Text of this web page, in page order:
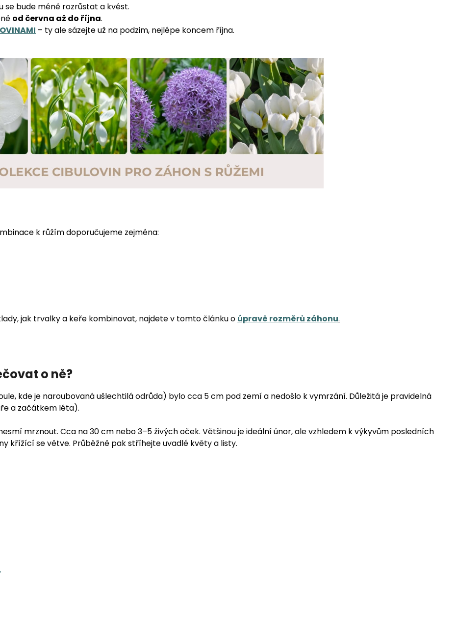
se bude méně rozrůstat a kvést.
od června až do října.
– ty ale sázejte už na podzim, nejlépe koncem října.
k růžím doporučujeme zejména:
jak trvalky a keře kombinovat, najdete v tomto článku o úpravě rozměrů záhonu.
o ně?
kde je naroubovaná ušlechtilá odrůda) bylo cca 5 cm pod zemí a nedošlo k vymrzání. Důležitá je pravidelná
a začátkem léta).
mrznout. Cca na 30 cm nebo 3–5 živých oček. Většinou je ideální únor, ale vzhledem k výkyvům posledních
křížící se větve. Průběžně pak stříhejte uvadlé květy a listy.